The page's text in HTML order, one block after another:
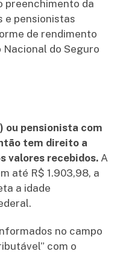
preenchimento da
e pensionistas
de rendimento
do Seguro
ou pensionista com
tem direito a
valores recebidos. A
até R$ 1.903,98, a
a idade
no campo
com o